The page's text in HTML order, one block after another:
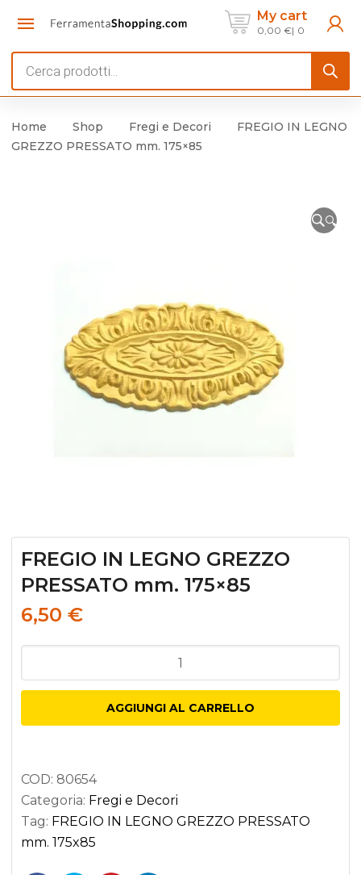
My cart
0,00 € 0
search
Home Shop Fregi e Decori
FREGIO IN LEGNO
GREZZO PRESSATO mm. 175×85
🔍
FREGIO IN LEGNO GREZZO
PRESSATO mm. 175×85
6,50 €
IN
GREZZO
quantità
AGGIUNGI AL CARRELLO
COD: 80654
Categoria: Fregi e Decori
Tag: FREGIO IN LEGNO GREZZO PRESSATO
mm. 175x85